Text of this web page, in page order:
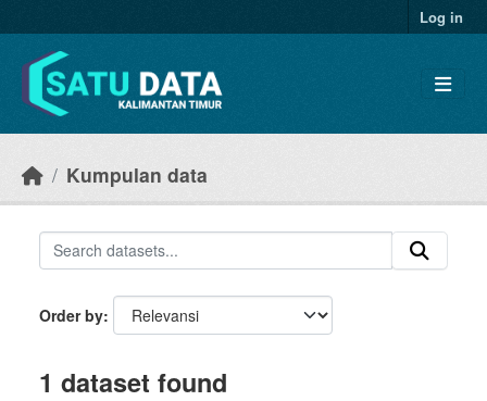
Log in
Kumpulan data
Order by
1 dataset found